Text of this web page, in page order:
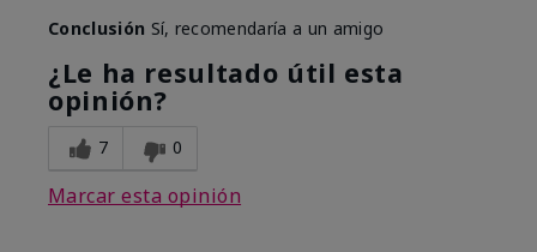
Conclusión Sí, recomendaría a un amigo
¿Le ha resultado útil esta
opinión?
7 0
Marcar esta opinión